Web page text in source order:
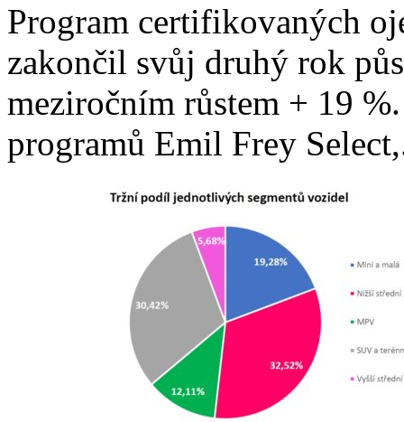
Program certifikovaných
zakončil svůj druhý rok
meziročním růstem + 19
programů Emil Frey